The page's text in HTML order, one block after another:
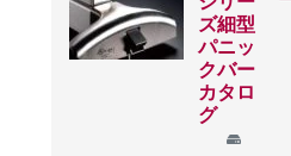
ズ細型
パニッ
クバー
カタロ
グ